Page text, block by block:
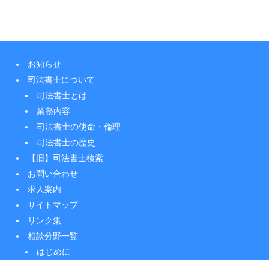
お知らせ
司法書士について
司法書士とは
業務内容
司法書士の使命・倫理
司法書士の歴史
【旧】司法書士検索
お問い合わせ
求人案内
サイトマップ
リンク集
相談分野一覧
はじめに